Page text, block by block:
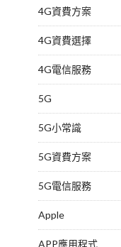
4G資費方案
4G資費選擇
4G電信服務
5G
5G小常識
5G資費方案
5G電信服務
Apple
APP應用程式